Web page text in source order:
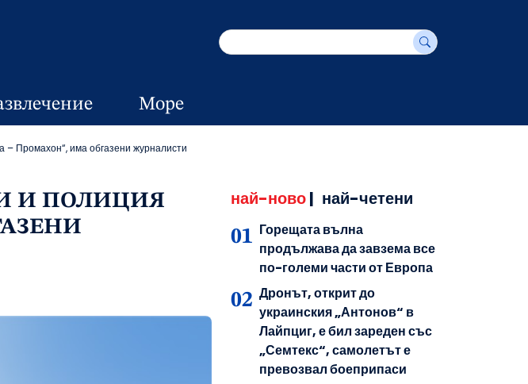
Море
Промахон“, има обгазени журналисти
И ПОЛИЦИЯ
най-ново| най-четени
Горещата вълна
продължава да завзема все
по-големи части от Европа
Дронът, открит до
украинския „Антонов“ в
Лайпциг, е бил зареден със
„Семтекс“, самолетът е
превозвал боеприпаси